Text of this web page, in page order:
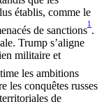
établis, comme le
de sanctions
1
.
Trump s’aligne
militaire et
les ambitions
les conquêtes russes
de